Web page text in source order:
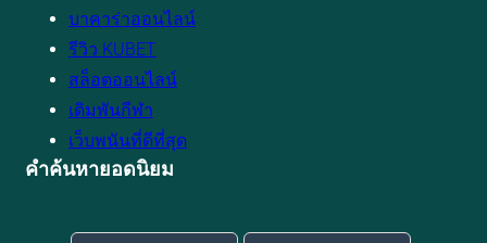
บาคาร่าออนไลน์
รีวิว KUBET
สล็อตออนไลน์
เดิมพันกีฬา
เว็บพนันที่ดีที่สุด
คำค้นหายอดนิยม